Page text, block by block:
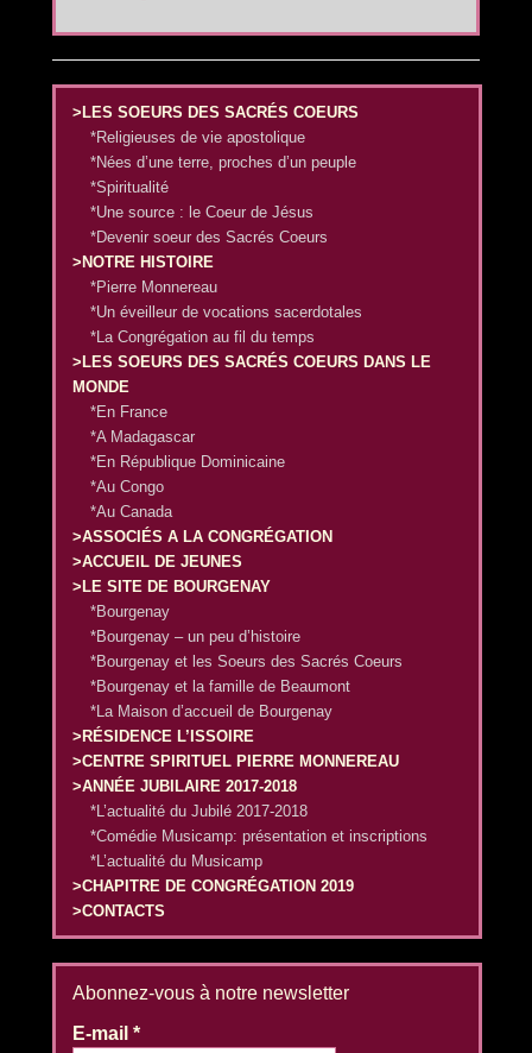
>LES SOEURS DES SACRÉS COEURS
*Religieuses de vie apostolique
*Nées d’une terre, proches d’un peuple
*Spiritualité
*Une source : le Coeur de Jésus
*Devenir soeur des Sacrés Coeurs
>NOTRE HISTOIRE
*Pierre Monnereau
*Un éveilleur de vocations sacerdotales
*La Congrégation au fil du temps
>LES SOEURS DES SACRÉS COEURS DANS LE
MONDE
*En France
*A Madagascar
*En République Dominicaine
*Au Congo
*Au Canada
>ASSOCIÉS A LA CONGRÉGATION
>ACCUEIL DE JEUNES
>LE SITE DE BOURGENAY
*Bourgenay
*Bourgenay – un peu d’histoire
*Bourgenay et les Soeurs des Sacrés Coeurs
*Bourgenay et la famille de Beaumont
*La Maison d’accueil de Bourgenay
>RÉSIDENCE L’ISSOIRE
>CENTRE SPIRITUEL PIERRE MONNEREAU
>ANNÉE JUBILAIRE 2017-2018
*L’actualité du Jubilé 2017-2018
*Comédie Musicamp: présentation et inscriptions
*L’actualité du Musicamp
>CHAPITRE DE CONGRÉGATION 2019
>CONTACTS
Abonnez-vous à notre newsletter
E-mail*